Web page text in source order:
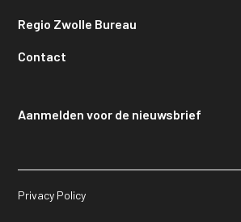
Regio Zwolle Bureau
Contact
Aanmelden voor de nieuwsbrief
Privacy Policy